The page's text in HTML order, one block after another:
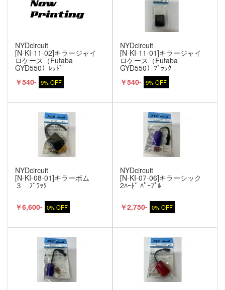
NYDcircuit
[N-KI-11-02]キラージャイ
ロケース（Futaba
GYD550）ﾚｯﾄﾞ
￥540- 9% OFF
NYDcircuit
[N-KI-11-01]キラージャイ
ロケース（Futaba
GYD550）ﾌﾞﾗｯｸ
￥540- 9% OFF
NYDcircuit
[N-KI-08-01]キラーボム
３ ﾌﾞﾗｯｸ
￥6,600- 0% OFF
NYDcircuit
[N-KI-07-06]キラーシック
2ﾊｰﾄﾞ ﾊﾟｰﾌﾟﾙ
￥2,750- 0% OFF